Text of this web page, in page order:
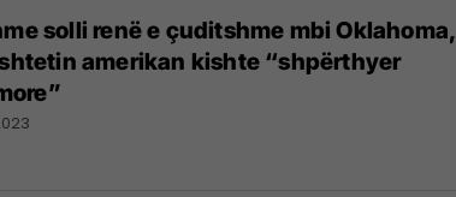
solli renë e çuditshme mbi Oklahoma,
amerikan kishte “shpërthyer